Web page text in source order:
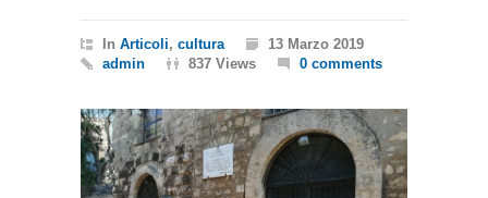
In Articoli, cultura
13 Marzo 2019
admin
837 Views 0 comments